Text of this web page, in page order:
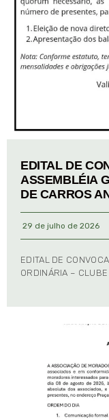
EDITAL DE
ASSEMBLÉIA
DE CARROS
29 de julho de 2026
EDITAL DE
ORDINÁRIA –